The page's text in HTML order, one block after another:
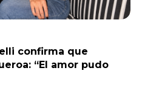
confirma que
“El amor pudo